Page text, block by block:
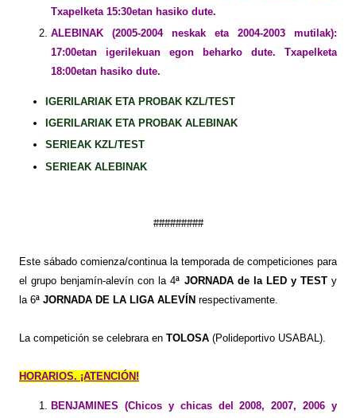
Txapelketa 15:30etan hasiko dute.
ALEBINAK (2005-2004 neskak eta 2004-2003 mutilak):
17:00etan igerilekuan egon beharko dute. Txapelketa
18:00etan hasiko dute.
IGERILARIAK ETA PROBAK KZL/TEST
IGERILARIAK ETA PROBAK ALEBINAK
SERIEAK KZL/TEST
SERIEAK ALEBINAK
#########
Este sábado comienza/continua la temporada de competiciones para
el grupo benjamín-alevín con la 4ª JORNADA de la LED y TESTy
la 6ª JORNADA DE LA LIGA ALEVÍN respectivamente.
La competición se celebrara en TOLOSA (Polideportivo USABAL).
HORARIOS. ¡ATENCIÓN!
BENJAMINES (Chicos y chicas del 2008, 2007, 2006 y